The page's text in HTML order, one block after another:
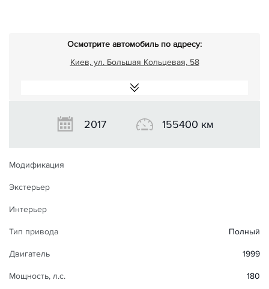
Осмотрите автомобиль по адресу:
Киев, ул. Большая Кольцевая, 58
2017 155400 км
Модификация
Экстерьер
Интерьер
Тип привода Полный
Двигатель 1999
Мощность, л.с. 180